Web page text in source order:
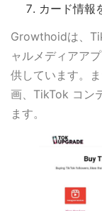
カード情報
Growthoidは、
ャルメディアア
供しています。
画、TikTok コン
ます。